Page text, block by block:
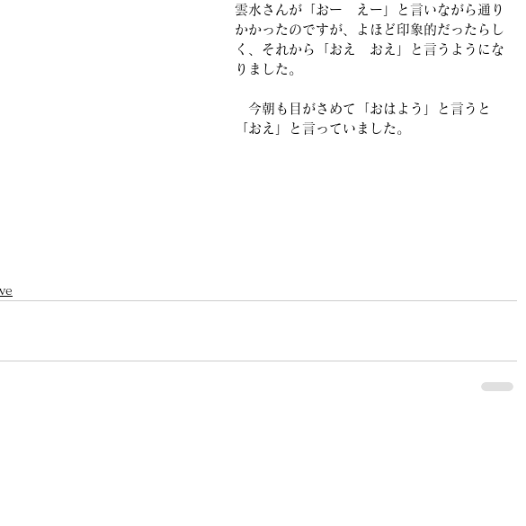
雲水さんが「おー　えー」と言いながら通り
かかったのですが、よほど印象的だったらし
く、それから「おえ　おえ」と言うようにな
りました。
今朝も目がさめて「おはよう」と言うと
「おえ」と言っていました。